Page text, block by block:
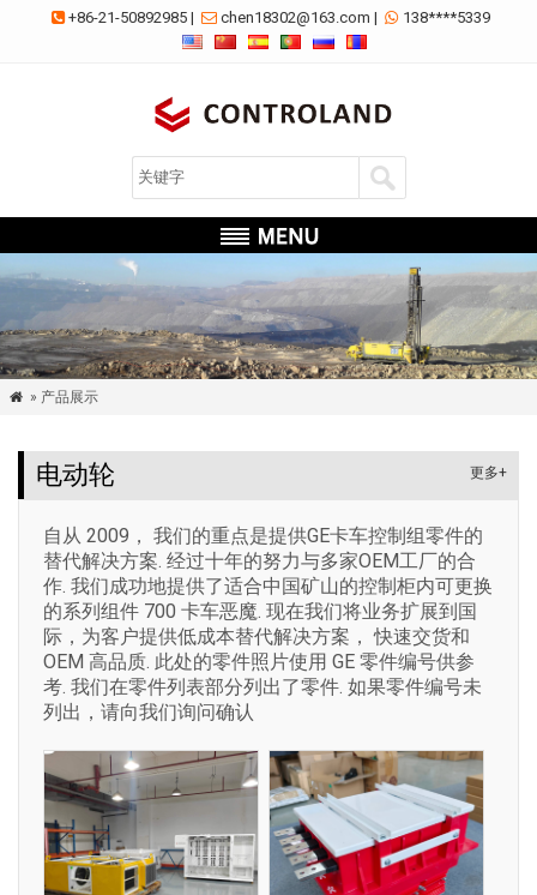
 +86-21-50892985 |  chen18302@163.com |  138****5339
 » 产品展示
电动轮 更多+
自从 2009， 我们的重点是提供GE卡车控制组零件的
替代解决方案. 经过十年的努力与多家OEM工厂的合
作. 我们成功地提供了适合中国矿山的控制柜内可更换
的系列组件 700 卡车恶魔. 现在我们将业务扩展到国
际，为客户提供低成本替代解决方案， 快速交货和
OEM 高品质. 此处的零件照片使用 GE 零件编号供参
考. 我们在零件列表部分列出了零件. 如果零件编号未
列出，请向我们询问确认